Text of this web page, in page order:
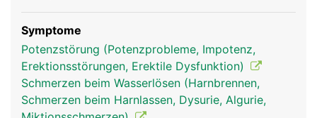
Symptome
Potenzstörung (Potenzprobleme, Impotenz,
Erektionsstörungen, Erektile Dysfunktion)
Schmerzen beim Wasserlösen (Harnbrennen,
Schmerzen beim Harnlassen, Dysurie, Algurie,